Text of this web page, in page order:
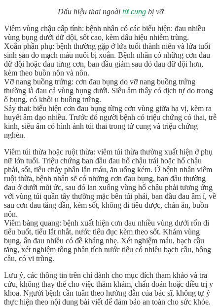
Dấu hiệu thai ngoài tử cungbị vỡ
Viêm vùng chậu cấp tính: bệnh nhân có các biểu hiện: đau nhiều
vùng bụng dưới dữ dội, sốt cao, kèm dấu hiệu nhiễm trùng.
Xoắn phần phụ: bệnh thường gặp ở lứa tuổi thành niên và lứa tuổi
sinh sản do mạch máu nuôi bị xoắn. Bệnh nhân có những cơn đau
dữ dội hoặc đau từng cơn, ban đầu giảm sau đó đau dữ dội hơn,
kèm theo buồn nôn và nôn.
Vỡ nang buồng trứng: cơn đau bụng do vỡ nang buồng trứng
thường là đau cả vùng bụng dưới. Siêu âm thấy có dịch tự do trong
ổ bụng, có khối u buồng trứng.
Sảy thai: biểu hiện cơn đau bụng từng cơn vùng giữa hạ vị, kèm ra
huyết âm đạo nhiều. Trước đó người bệnh có triệu chứng có thai, trễ
kinh, siêu âm có hình ảnh túi thai trong tử cung và triệu chứng
nghén.
Viêm túi thừa hoặc ruột thừa: viêm túi thừa thường xuất hiện ở phụ
nữ lớn tuổi. Triệu chứng ban đầu đau hố chậu trái hoặc hố chậu
phải, sốt, tiêu chảy phân lẫn máu, ăn uống kém. Ở bệnh nhân viêm
ruột thừa, bệnh nhân sẽ có những cơn đau bụng, ban đầu thường
đau ở dưới mũi ức, sau đó lan xuống vùng hố chậu phải tương ứng
với vùng túi quần tây thường mặc bên túi phải, ban đầu đau âm ỉ, về
sau cơn đau tăng dần, kèm sốt, không đi tiêu được, chán ăn, buồn
nôn.
Viêm bàng quang: bệnh xuất hiện cơn đau nhiều vùng dưới rốn đi
tiểu buốt, tiểu lắt nhắt, nước tiểu đục kèm theo sốt. Khám vùng
bụng, ấn đau nhiều có đề kháng nhẹ. Xét nghiệm máu, bạch cầu
tăng, xét nghiệm tổng phân tích nước tiểu có nhiều bạch cầu, hồng
cầu, có vi trùng.
Lưu ý, các thông tin trên chỉ dành cho mục đích tham khảo và tra
cứu, không thay thế cho việc thăm khám, chẩn đoán hoặc điều trị y
khoa. Người bệnh cần tuân theo hướng dẫn của bác sĩ, không tự ý
thực hiện theo nội dung bài viết để đảm bảo an toàn cho sức khỏe.